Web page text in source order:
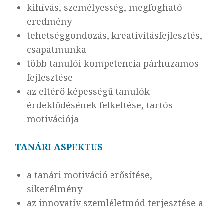
kihívás, személyesség, megfogható
eredmény
tehetséggondozás, kreativitásfejlesztés,
csapatmunka
több tanulói kompetencia párhuzamos
fejlesztése
az eltérő képességű tanulók
érdeklődésének felkeltése, tartós
motivációja
TANÁRI ASPEKTUS
a tanári motiváció erősítése,
sikerélmény
az innovatív szemléletmód terjesztése a